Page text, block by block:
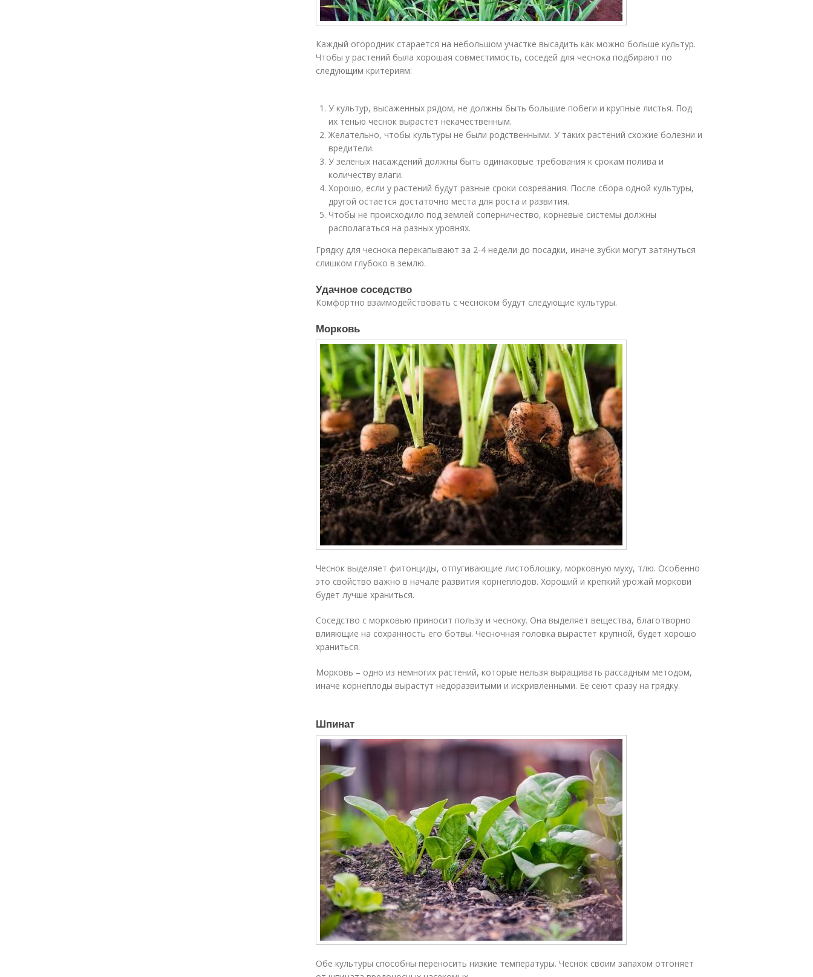
Каждый огородник старается на небольшом участке высадить как можно больше культур.
Чтобы у растений была хорошая совместимость, соседей для чеснока подбирают по
следующим критериям:
У культур, высаженных рядом, не должны быть большие побеги и крупные листья. Под
их тенью чеснок вырастет некачественным.
Желательно, чтобы культуры не были родственными. У таких растений схожие болезни и
вредители.
У зеленых насаждений должны быть одинаковые требования к срокам полива и
количеству влаги.
Хорошо, если у растений будут разные сроки созревания. После сбора одной культуры,
другой остается достаточно места для роста и развития.
Чтобы не происходило под землей соперничество, корневые системы должны
располагаться на разных уровнях.
Грядку для чеснока перекапывают за 2-4 недели до посадки, иначе зубки могут затянуться
слишком глубоко в землю.
Удачное соседство
Комфортно взаимодействовать с чесноком будут следующие культуры.
Морковь
Чеснок выделяет фитонциды, отпугивающие листоблошку, морковную муху, тлю. Особенно
это свойство важно в начале развития корнеплодов. Хороший и крепкий урожай моркови
будет лучше храниться.
Соседство с морковью приносит пользу и чесноку. Она выделяет вещества, благотворно
влияющие на сохранность его ботвы. Чесночная головка вырастет крупной, будет хорошо
храниться.
Морковь – одно из немногих растений, которые нельзя выращивать рассадным методом,
иначе корнеплоды вырастут недоразвитыми и искривленными. Ее сеют сразу на грядку.
Шпинат
Обе культуры способны переносить низкие температуры. Чеснок своим запахом отгоняет